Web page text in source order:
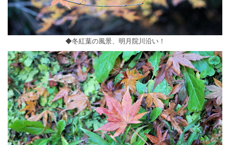
◆冬紅葉の風景、明月院川沿い！